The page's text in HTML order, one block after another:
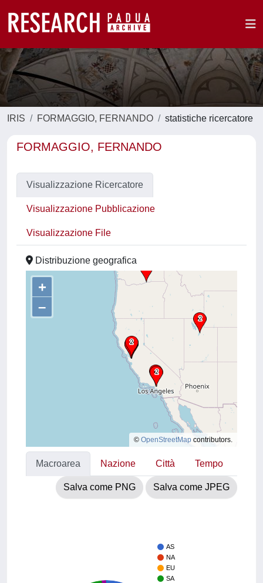
IRIS FORMAGGIO, FERNANDO statistiche ricercatore
FORMAGGIO, FERNANDO
Visualizzazione Ricercatore
Visualizzazione Pubblicazione
Visualizzazione File
Distribuzione geografica
+
–
© OpenStreetMap contributors.
Macroarea Nazione Città Tempo
Salva come PNG Salva come JPEG
AS
NA
EU
SA